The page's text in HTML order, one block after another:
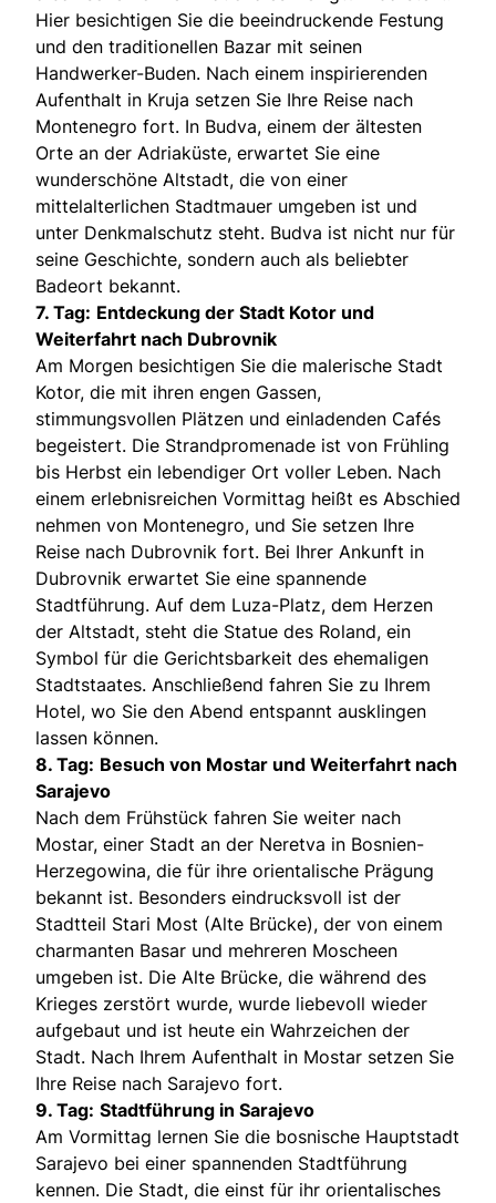
Hier besichtigen Sie die beeindruckende Festung
und den traditionellen Bazar mit seinen
Handwerker-Buden. Nach einem inspirierenden
Aufenthalt in Kruja setzen Sie Ihre Reise nach
Montenegro fort. In Budva, einem der ältesten
Orte an der Adriaküste, erwartet Sie eine
wunderschöne Altstadt, die von einer
mittelalterlichen Stadtmauer umgeben ist und
unter Denkmalschutz steht. Budva ist nicht nur für
seine Geschichte, sondern auch als beliebter
Badeort bekannt.
7. Tag: Entdeckung der Stadt Kotor und
Weiterfahrt nach Dubrovnik
Am Morgen besichtigen Sie die malerische Stadt
Kotor, die mit ihren engen Gassen,
stimmungsvollen Plätzen und einladenden Cafés
begeistert. Die Strandpromenade ist von Frühling
bis Herbst ein lebendiger Ort voller Leben. Nach
einem erlebnisreichen Vormittag heißt es Abschied
nehmen von Montenegro, und Sie setzen Ihre
Reise nach Dubrovnik fort. Bei Ihrer Ankunft in
Dubrovnik erwartet Sie eine spannende
Stadtführung. Auf dem Luza-Platz, dem Herzen
der Altstadt, steht die Statue des Roland, ein
Symbol für die Gerichtsbarkeit des ehemaligen
Stadtstaates. Anschließend fahren Sie zu Ihrem
Hotel, wo Sie den Abend entspannt ausklingen
lassen können.
8. Tag: Besuch von Mostar und Weiterfahrt nach
Sarajevo
Nach dem Frühstück fahren Sie weiter nach
Mostar, einer Stadt an der Neretva in Bosnien-
Herzegowina, die für ihre orientalische Prägung
bekannt ist. Besonders eindrucksvoll ist der
Stadtteil Stari Most (Alte Brücke), der von einem
charmanten Basar und mehreren Moscheen
umgeben ist. Die Alte Brücke, die während des
Krieges zerstört wurde, wurde liebevoll wieder
aufgebaut und ist heute ein Wahrzeichen der
Stadt. Nach Ihrem Aufenthalt in Mostar setzen Sie
Ihre Reise nach Sarajevo fort.
9. Tag: Stadtführung in Sarajevo
Am Vormittag lernen Sie die bosnische Hauptstadt
Sarajevo bei einer spannenden Stadtführung
kennen. Die Stadt, die einst für ihr orientalisches